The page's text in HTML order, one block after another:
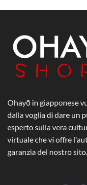
Ohayō in giapponese
dalla voglia di dare un
esperto sulla vera
virtuale che vi offre
garanzia del nostro sito.